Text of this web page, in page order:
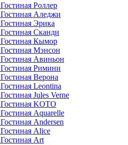
Гостиная Роллер
Гостиная Аледжи
Гостиная Эрика
Гостиная Сканди
Гостиная Кымор
Гостиная Мэнсон
Гостиная Авиньон
Гостиная Римини
Гостиная Верона
Гостиная Leontina
Гостиная Jules Verne
Гостиная KOTO
Гостиная Aquarelle
Гостиная Andersen
Гостиная Alice
Гостиная Art